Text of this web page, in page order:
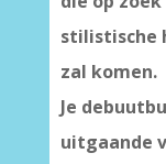
stilistische
zal komen.
Je
uitgaande